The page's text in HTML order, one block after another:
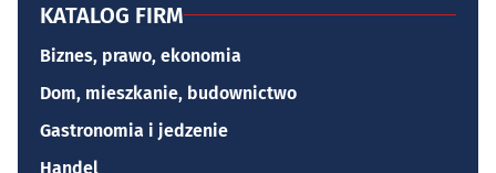
KATALOG FIRM
Biznes, prawo, ekonomia
Dom, mieszkanie, budownictwo
Gastronomia i jedzenie
Handel